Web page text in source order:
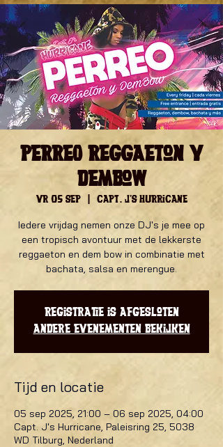
PERREO Reggaeton y
Dembow
vr 05 sep
  |
Capt. J's Hurricane
Iedere vrijdag nemen onze DJ's je mee op
een tropisch avontuur met de lekkerste
reggaeton en dem bow in combinatie met
bachata, salsa en merengue.
Registratie is afgesloten
Andere evenementen bekijken
Tijd en locatie
05 sep 2025, 21:00 – 06 sep 2025, 04:00
Capt. J's Hurricane, Paleisring 25, 5038
WD Tilburg, Nederland